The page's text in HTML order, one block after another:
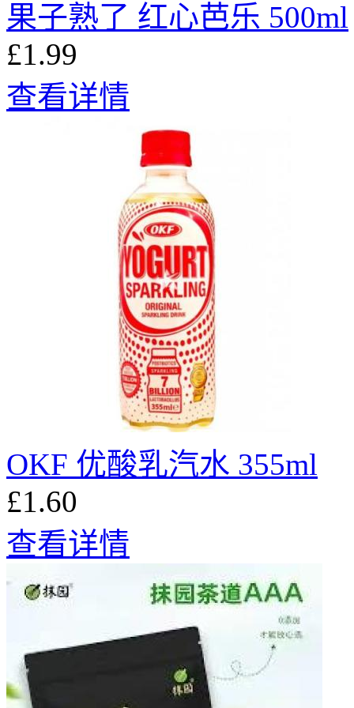
果⼦熟了 红⼼芭乐 500ml
£1.99
查看详情
OKF 优酸乳汽水 355ml
£1.60
查看详情